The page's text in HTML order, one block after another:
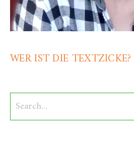
WER IST DIE TEXTZICKE?